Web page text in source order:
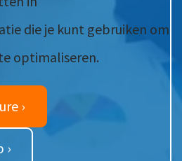
die je kunt gebruiken om
optimaliseren.
›
›